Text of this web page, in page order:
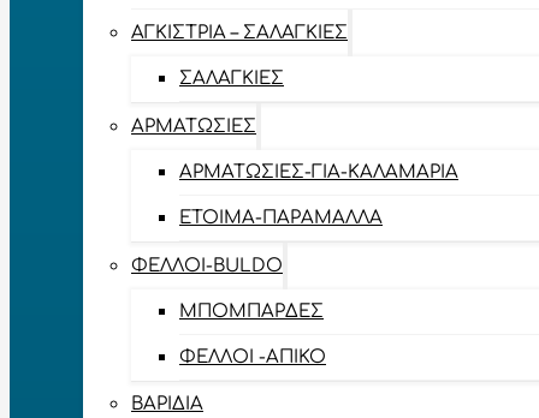
ΑΓΚΊΣΤΡΙΑ – ΣΑΛΑΓΚΙΈΣ
ΣΑΛΑΓΚΙΈΣ
ΑΡΜΑΤΩΣΙΈΣ
ΑΡΜΑΤΩΣΙΈΣ-ΓΙΑ-ΚΑΛΑΜΆΡΙΑ
ΈΤΟΙΜΑ-ΠΑΡΆΜΑΛΛΑ
ΦΕΛΛΟΊ-BULDO
ΜΠΟΜΠΆΡΔΕΣ
ΦΕΛΛΟΊ -ΑΠΊΚΟ
ΒΑΡΊΔΙΑ